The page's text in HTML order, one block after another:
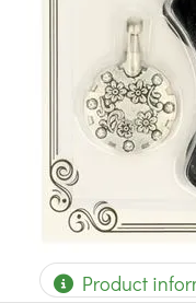
Product